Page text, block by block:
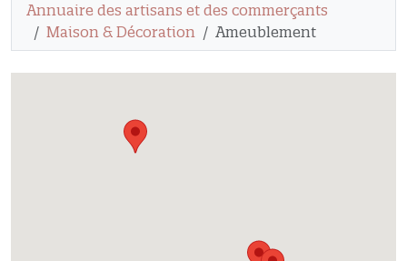
Annuaire des artisans et des commerçants
Maison & Décoration
Ameublement